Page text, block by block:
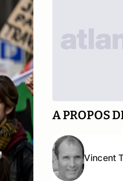
A PROPOS
Vincent